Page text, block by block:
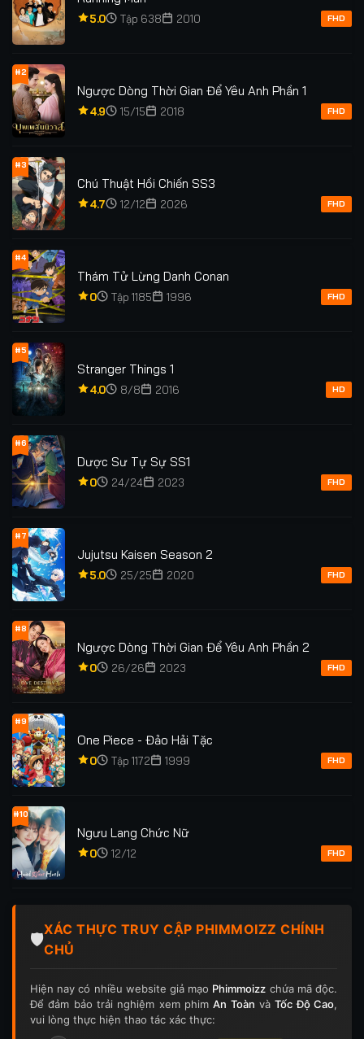
5.0 Tập 638 2010 FHD
#2
Ngược Dòng Thời Gian Để Yêu Anh Phần 1
4.9 15/15 2018 FHD
#3
Chú Thuật Hồi Chiến SS3
4.7 12/12 2026 FHD
#4
Thám Tử Lừng Danh Conan
0 Tập 1185 1996 FHD
#5
Stranger Things 1
4.0 8/8 2016 HD
#6
Dược Sư Tự Sự SS1
0 24/24 2023 FHD
#7
Jujutsu Kaisen Season 2
5.0 25/25 2020 FHD
#8
Ngược Dòng Thời Gian Để Yêu Anh Phần 2
0 26/26 2023 FHD
#9
One Piece - Đảo Hải Tặc
0 Tập 1172 1999 FHD
#10
Ngưu Lang Chức Nữ
0 12/12 FHD
🛡️
XÁC THỰC TRUY CẬP PHIMMOIZZ CHÍNH
CHỦ
Hiện nay có nhiều website giả mạo Phimmoizz chứa mã độc.
Để đảm bảo trải nghiệm xem phimAn Toàn vàTốc Độ Cao,
vui lòng thực hiện thao tác xác thực: